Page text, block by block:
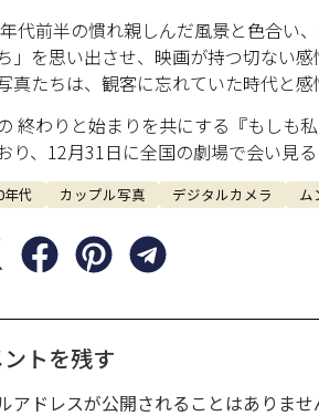
代前半の慣れ親しんだ風景と色合い
」を思い出させ、映画が持つ切ない
真たちは、観客に忘れていた時代と
終わりと始まりを共にする『もしも
り、12月31日に全国の劇場で会い見る
年代 カップル写真 デジタルカメラ ム
ントを残す
アドレスが公開されることはありませ